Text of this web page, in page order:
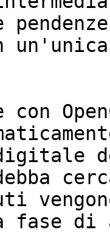
con
fase di